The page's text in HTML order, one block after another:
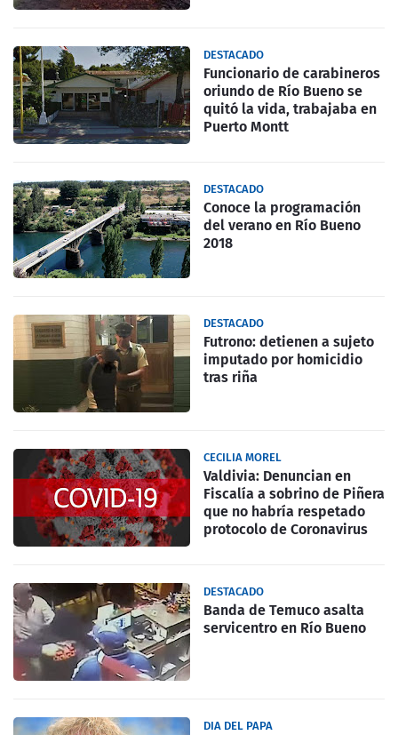
DESTACADO
Funcionario de carabineros
oriundo de Río Bueno se
quitó la vida, trabajaba en
Puerto Montt
DESTACADO
Conoce la programación
del verano en Río Bueno
2018
DESTACADO
Futrono: detienen a sujeto
imputado por homicidio
tras riña
CECILIA MOREL
Valdivia: Denuncian en
Fiscalía a sobrino de Piñera
que no habría respetado
protocolo de Coronavirus
DESTACADO
Banda de Temuco asalta
servicentro en Río Bueno
DIA DEL PAPA